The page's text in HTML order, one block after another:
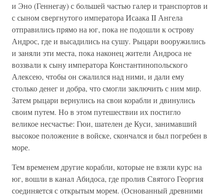
и Эно (Геннегау) с большей частью галер и транспортов и
с сыном свергнутого императора Исаака II Ангела
отправились прямо на юг, пока не подошли к острову
Андрос, где и высадились на сушу. Рыцари вооружились
и заняли эти места, пока наконец жители Андроса не
воззвали к сыну императора Константинопольского
Алексею, чтобы он сжалился над ними, и дали ему
столько денег и добра, что смогли заключить с ним мир.
Затем рыцари вернулись на свои корабли и двинулись
своим путем. Но в этом путешествии их постигло
великое несчастье: Гюи, шателен де Куси, занимавший
высокое положение в войске, скончался и был погребен в
море.
Тем временем другие корабли, которые не взяли курс на
юг, вошли в канал Абидоса, где пролив Святого Георгия
соединяется с открытым морем. (Основанный древними